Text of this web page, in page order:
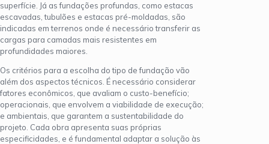
superfície. Já as fundações profundas, como estacas
escavadas, tubulões e estacas pré-moldadas, são
indicadas em terrenos onde é necessário transferir as
cargas para camadas mais resistentes em
profundidades maiores.
Os critérios para a escolha do tipo de fundação vão
além dos aspectos técnicos. É necessário considerar
fatores econômicos, que avaliam o custo-benefício;
operacionais, que envolvem a viabilidade de execução;
e ambientais, que garantem a sustentabilidade do
projeto. Cada obra apresenta suas próprias
especificidades, e é fundamental adaptar a solução às